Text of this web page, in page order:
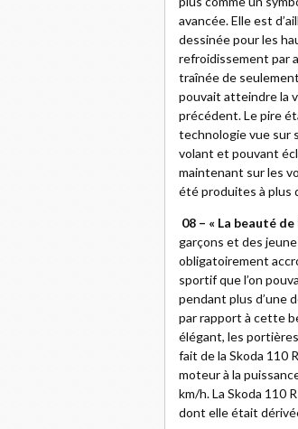
avancée. Elle est
dessinée pour les
refroidissement par
traînée de
pouvait atteindre la
précédent. Le pire
technologie vue sur
volant et pouvant
maintenant sur les
été produites à plus
08 – « La beauté de
garçons et des
obligatoirement
sportif que l’on
pendant plus d’une
par rapport à cette
élégant, les
fait de la Skoda 110
moteur à la
km/h. La Skoda 110
dont elle était